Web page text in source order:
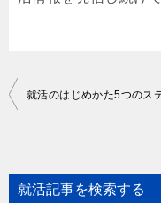
Post
就活記事を検索する